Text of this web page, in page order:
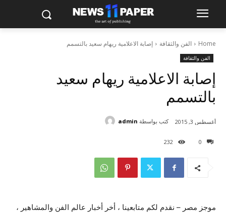
Home الفن والثقافة إصابة الاعلامية ريهام سعيد بالتسمم
الفن والثقافة
إصابة الاعلامية ريهام سعيد
بالتسمم
0
232
أغسطس 3, 2015 كتب بواسطة admin
موجز مصر – نقدم لكم متابعينا ، أخر أخبار عالم الفن والمشاهير ،